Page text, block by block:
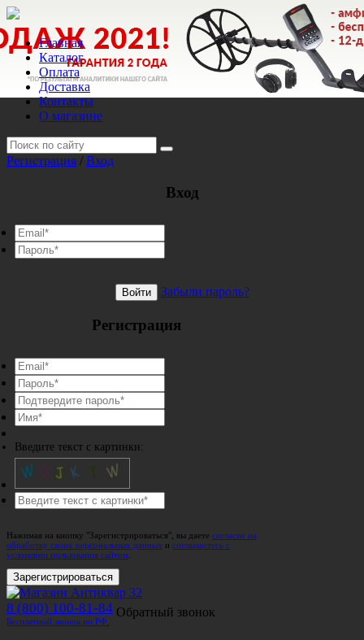
Главная
Каталог
Оплата
Доставка
Контакты
О магазине
Регистрация / Вход
Вход
Войти Забыли пароль?
Регистрация
Введите текст с картинки:
Нажимая на кнопку "Зарегистрироваться", вы даете согласие на
обработку своих персональных данных и соглашаетесь с
условиями пользования сайтом
Зарегистрироваться
8 (800) 100-81-84
Бесплатный звонок по РФ.
Обратный звонок